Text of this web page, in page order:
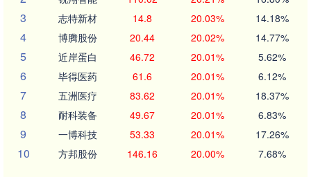
3 志特新材 14.8 20.03% 14.18%
4 博腾股份 20.44 20.02% 14.77%
5 近岸蛋白 46.72 20.01% 5.62%
6 毕得医药 61.6 20.01% 6.12%
7 五洲医疗 83.62 20.01% 18.37%
8 耐科装备 49.67 20.01% 6.83%
9 一博科技 53.33 20.01% 17.26%
10 方邦股份 146.16 20.00% 7.68%